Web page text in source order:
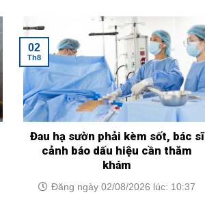
Đau hạ sườn phải kèm sốt, bác sĩ
cảnh báo dấu hiệu cần thăm
khám
Đăng ngày 02/08/2026 lúc: 10:37
02
Th8